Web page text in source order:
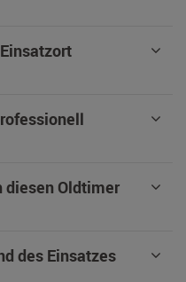
diesen Oldtimer
des Einsatzes